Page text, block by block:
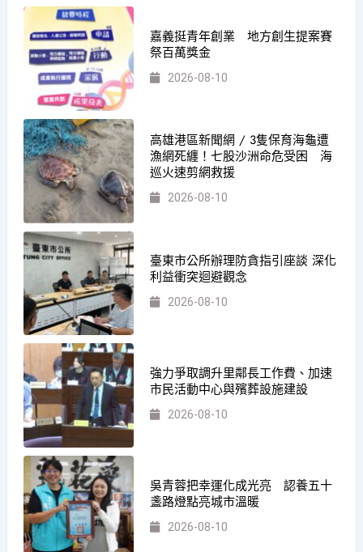
嘉義挺青年創業 地方創生提案賽
祭百萬獎金
2026-08-10
高雄港區新聞網 / 3隻保育海龜遭
漁網死纏！七股沙洲命危受困 海
巡火速剪網救援
2026-08-10
臺東市公所辦理防貪指引座談 深化
利益衝突迴避觀念
2026-08-10
強力爭取調升里鄰長工作費、加速
市民活動中心與殯葬設施建設
2026-08-10
吳青蓉把幸運化成光亮 認養五十
盞路燈點亮城市溫暖
2026-08-10